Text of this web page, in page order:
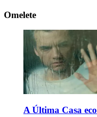
Omelete
A Última Casa